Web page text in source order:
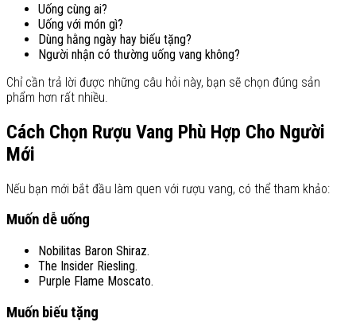
Uống cùng ai?
Uống với món gì?
Dùng hằng ngày hay biếu tặng?
Người nhận có thường uống vang không?
Chỉ cần trả lời được những câu hỏi này, bạn sẽ chọn đúng sản
phẩm hơn rất nhiều.
Cách Chọn Rượu Vang Phù Hợp Cho Người
Mới
Nếu bạn mới bắt đầu làm quen với rượu vang, có thể tham khảo:
Muốn dễ uống
Nobilitas Baron Shiraz.
The Insider Riesling.
Purple Flame Moscato.
Muốn biếu tặng